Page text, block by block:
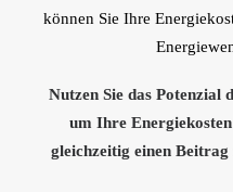
können Sie Ihre
Nutzen Sie das Potenzial
um Ihre
gleichzeitig einen